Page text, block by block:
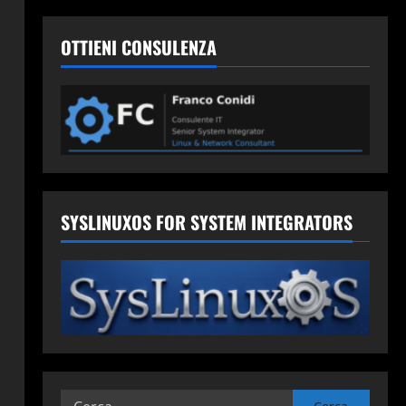
OTTIENI CONSULENZA
SYSLINUXOS FOR SYSTEM INTEGRATORS
Ricerca